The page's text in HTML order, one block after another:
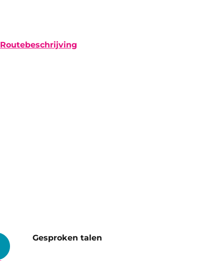
Routebeschrijving
Gesproken talen
Gesproken talen